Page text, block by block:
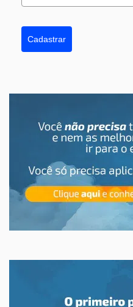
Cadastrar